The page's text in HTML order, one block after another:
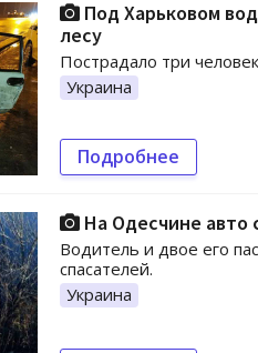
Под Харьковом
лесу
Пострадало три
Украина
Подробнее
На Одесчине авто
Водитель и двое его
спасателей.
Украина